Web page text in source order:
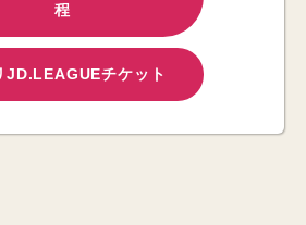
程
JD.LEAGUEチケット